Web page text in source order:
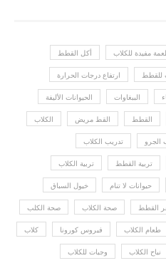
مفيدة للكلاب أكل القطط
للقطط ارتفاع درجات الحرارة
الببغاوات الحيوانات الأليفة
القطط القط مريض الكلاب
الجرو تدريب الكلاب
تربية القطط تربية الكلاب
حيوانات لا تنام خيول السباق
القطط صحة الكلاب صحة الكلب
طعام الكلاب فيروس كورونا كلاب
نباح الكلاب وجبات للكلاب